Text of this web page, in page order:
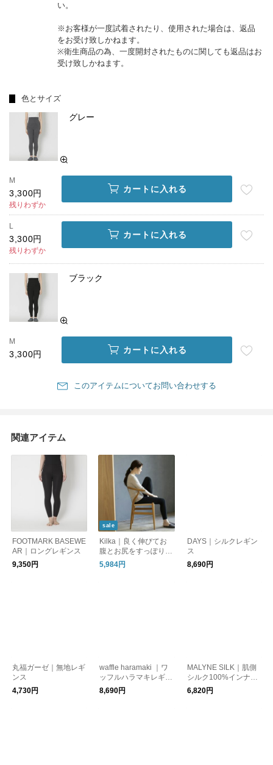
い。
※お客様が一度試着されたり、使用された場合は、返品
をお受け致しかねます。
※衛生商品の為、一度開封されたものに関しても返品はお
受け致しかねます。
色とサイズ
グレー
M
3,300円
残りわずか
カートに入れる
L
3,300円
残りわずか
カートに入れる
ブラック
M
3,300円 カートに入れる
このアイテムについてお問い合わせする
関連アイテム
FOOTMARK BASEWE
AR｜ロングレギンス
9,350円
sale
Kilka｜良く伸びてお
腹とお尻をすっぽり包
み込むレギンス
5,984円
DAYS｜シルクレギン
ス
8,690円
丸福ガーゼ｜無地レギ
ンス
4,730円
waffle haramaki ｜ワ
ッフルハラマキレギン
ス
8,690円
MALYNE SILK｜肌側
シルク100%インナー
エアリーロングボトム
6,820円